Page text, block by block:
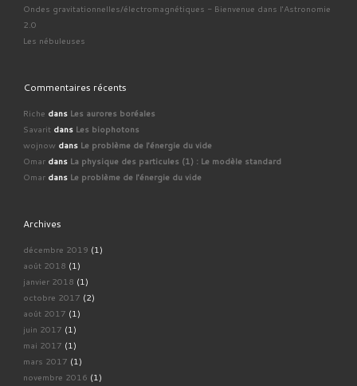
Ondes gravitationnelles/électromagnétiques - Bienvenue dans l'Astronomie
2.0
Les nébuleuses
Commentaires récents
Riche dans Les aurores boréales
Savaritdans Les biophotons
wojnowdans Le problème de l'énergie du vide
Omardans La physique des particules (1) : Le modèle standard
Omardans Le problème de l'énergie du vide
Archives
décembre 2019 (1)
août 2018 (1)
janvier 2018 (1)
octobre 2017 (2)
août 2017 (1)
juin 2017 (1)
mai 2017 (1)
mars 2017 (1)
novembre 2016 (1)